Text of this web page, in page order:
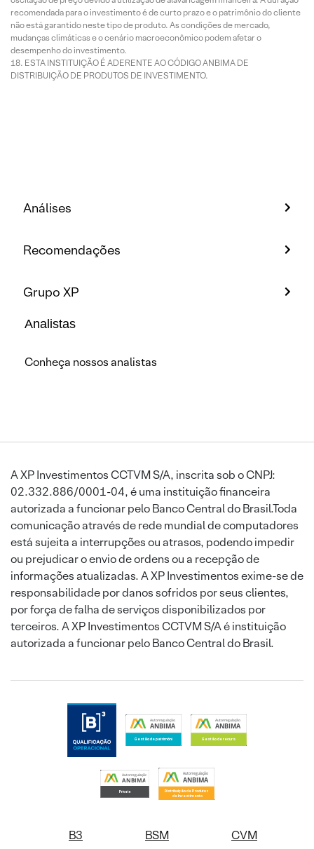
recomendada para o investimento é de curto prazo e o patrimônio do cliente
não está garantido neste tipo de produto. As condições de mercado,
mudanças climáticas e o cenário macroeconômico podem afetar o
desempenho do investimento.
ESTA INSTITUIÇÃO É ADERENTE AO CÓDIGO ANBIMA DE
DISTRIBUIÇÃO DE PRODUTOS DE INVESTIMENTO.
Análises
Recomendações
Grupo XP
Analistas
Conheça nossos analistas
A XP Investimentos CCTVM S/A, inscrita sob o CNPJ:
02.332.886/0001-04, é uma instituição financeira
autorizada a funcionar pelo Banco Central do Brasil.Toda
comunicação através de rede mundial de computadores
está sujeita a interrupções ou atrasos, podendo impedir
ou prejudicar o envio de ordens ou a recepção de
informações atualizadas. A XP Investimentos exime-se de
responsabilidade por danos sofridos por seus clientes,
por força de falha de serviços disponibilizados por
terceiros. A XP Investimentos CCTVM S/A é instituição
autorizada a funcionar pelo Banco Central do Brasil.
B3 BSM CVM